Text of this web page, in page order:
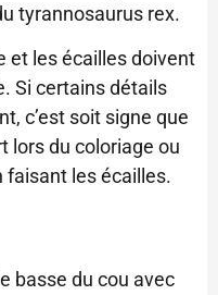
tyrannosaurus rex.
et les écailles doivent
Si certains détails
c’est soit signe que
lors du coloriage ou
les écailles.
basse du cou avec